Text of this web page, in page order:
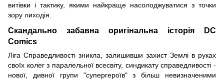
витівки і тактику, якими найкраще насолоджуватися з точки
зору лиходія.
Скандально забавна оригінальна історія DC
Comics
Ліга Справедливості зникла, залишивши захист Землі в руках
своїх колег з паралельної всесвіту, синдикату справедливості -
нової, дивної групи "супергероїв" з більш невизначеними